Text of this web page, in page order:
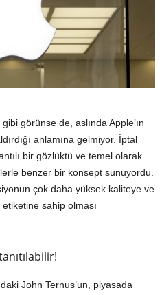
görünse de, aslında Apple’ın
anlamına gelmiyor. İptal
bir gözlüktü ve temel olarak
benzer bir konsept sunuyordu.
çok daha yüksek kaliteye ve
sahip olması
John Ternus’un, piyasada